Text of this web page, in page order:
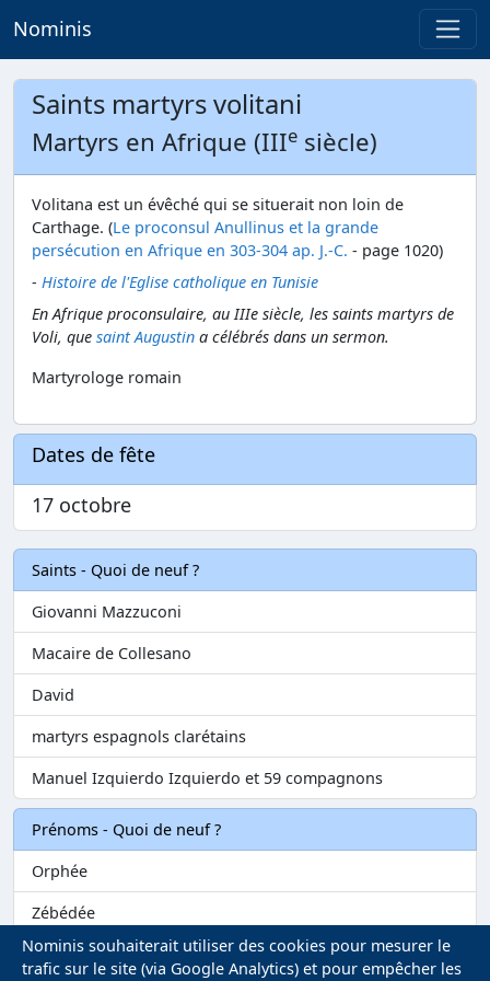
Nominis
Saints martyrs volitani
Martyrs en Afrique (IIIe siècle)
Volitana est un évêché qui se situerait non loin de
Carthage. (Le proconsul Anullinus et la grande
persécution en Afrique en 303-304 ap. J.-C. - page 1020)
- Histoire de l'Eglise catholique en Tunisie
En Afrique proconsulaire, au IIIe siècle, les saints martyrs de
Voli, que saint Augustin a célébrés dans un sermon.
Martyrologe romain
Dates de fête
17 octobre
Saints - Quoi de neuf ?
Giovanni Mazzuconi
Macaire de Collesano
David
martyrs espagnols clarétains
Manuel Izquierdo Izquierdo et 59 compagnons
Prénoms - Quoi de neuf ?
Orphée
Zébédée
Melvil
Nominis souhaiterait utiliser des cookies pour mesurer le
trafic sur le site (via Google Analytics) et pour empêcher les